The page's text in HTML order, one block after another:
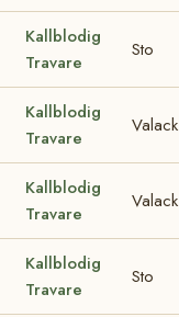
Kallblodig
Travare
Sto
Kallblodig
Travare
Valack
Kallblodig
Travare
Valack
Kallblodig
Travare
Sto